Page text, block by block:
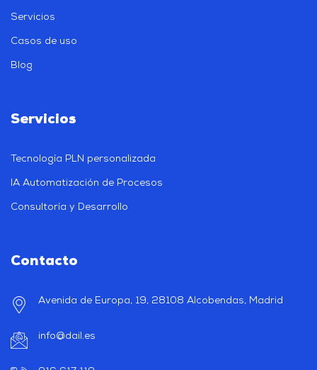
Servicios
Casos de uso
Blog
Servicios
Tecnología PLN personalizada
IA Automatización de Procesos
Consultoría y Desarrollo
Contacto
Avenida de Europa, 19, 28108 Alcobendas, Madrid
info@dail.es